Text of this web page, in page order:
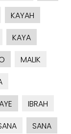
KAYAH
KAYA
MALIK
IBRAH
SANA